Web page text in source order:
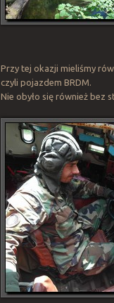
Przy tej okazji mieliśmy
czyli pojazdem BRDM.
Nie obyło się również bez